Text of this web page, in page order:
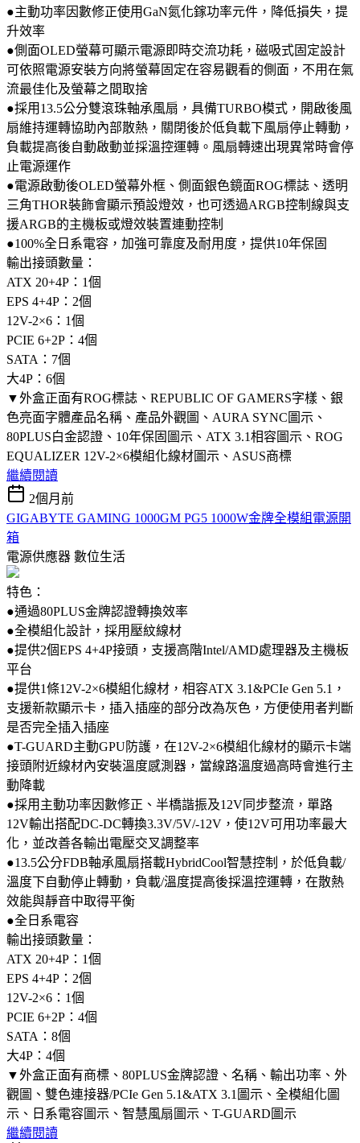
●主動功率因數修正使用GaN氮化鎵功率元件，降低損失，提
升效率
●側面OLED螢幕可顯示電源即時交流功耗，磁吸式固定設計
可依照電源安裝方向將螢幕固定在容易觀看的側面，不用在氣
流最佳化及螢幕之間取捨
●採用13.5公分雙滾珠軸承風扇，具備TURBO模式，開啟後風
扇維持運轉協助內部散熱，關閉後於低負載下風扇停止轉動，
負載提高後自動啟動並採溫控運轉。風扇轉速出現異常時會停
止電源運作
●電源啟動後OLED螢幕外框、側面銀色鏡面ROG標誌、透明
三角THOR裝飾會顯示預設燈效，也可透過ARGB控制線與支
援ARGB的主機板或燈效裝置連動控制
●100%全日系電容，加強可靠度及耐用度，提供10年保固
輸出接頭數量：
ATX 20+4P：1個
EPS 4+4P：2個
12V-2×6：1個
PCIE 6+2P：4個
SATA：7個
大4P：6個
▼外盒正面有ROG標誌、REPUBLIC OF GAMERS字樣、銀
色亮面字體產品名稱、產品外觀圖、AURA SYNC圖示、
80PLUS白金認證、10年保固圖示、ATX 3.1相容圖示、ROG
EQUALIZER 12V-2×6模組化線材圖示、ASUS商標
繼續閱讀
2個月前
GIGABYTE GAMING 1000GM PG5 1000W金牌全模組電源開
箱
電源供應器 數位生活
特色：
●通過80PLUS金牌認證轉換效率
●全模組化設計，採用壓紋線材
●提供2個EPS 4+4P接頭，支援高階Intel/AMD處理器及主機板
平台
●提供1條12V-2×6模組化線材，相容ATX 3.1&PCIe Gen 5.1，
支援新款顯示卡，插入插座的部分改為灰色，方便使用者判斷
是否完全插入插座
●T-GUARD主動GPU防護，在12V-2×6模組化線材的顯示卡端
接頭附近線材內安裝溫度感測器，當線路溫度過高時會進行主
動降載
●採用主動功率因數修正、半橋諧振及12V同步整流，單路
12V輸出搭配DC-DC轉換3.3V/5V/-12V，使12V可用功率最大
化，並改善各輸出電壓交叉調整率
●13.5公分FDB軸承風扇搭載HybridCool智慧控制，於低負載/
溫度下自動停止轉動，負載/溫度提高後採溫控運轉，在散熱
效能與靜音中取得平衡
●全日系電容
輸出接頭數量：
ATX 20+4P：1個
EPS 4+4P：2個
12V-2×6：1個
PCIE 6+2P：4個
SATA：8個
大4P：4個
▼外盒正面有商標、80PLUS金牌認證、名稱、輸出功率、外
觀圖、雙色連接器/PCIe Gen 5.1&ATX 3.1圖示、全模組化圖
示、日系電容圖示、智慧風扇圖示、T-GUARD圖示
繼續閱讀